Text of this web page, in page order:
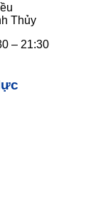
Thủy
– 21:30